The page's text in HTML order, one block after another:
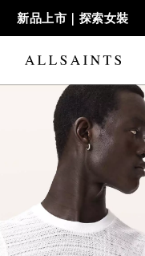
新品上市｜探索女裝